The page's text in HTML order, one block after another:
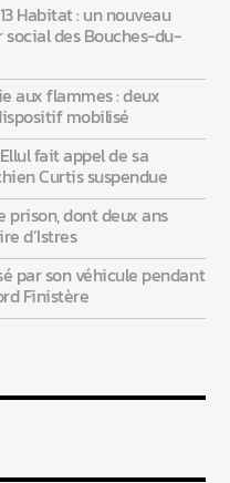
Habitat : un nouveau
des Bouches-du-
aux flammes : deux
mobilisé
fait appel de sa
Curtis suspendue
prison, dont deux ans
d’Istres
par son véhicule pendant
Finistère